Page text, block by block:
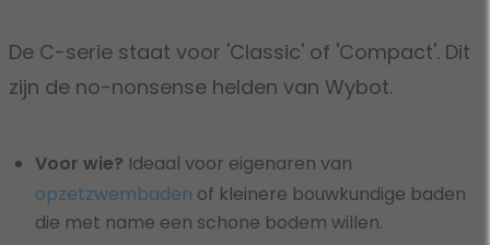
De C-serie staat voor 'Classic' of 'Compact'. Dit
zijn de no-nonsense helden van Wybot.
Voor wie? Ideaal voor eigenaren van
opzetzwembaden of kleinere bouwkundige baden
die met name een schone bodem willen.